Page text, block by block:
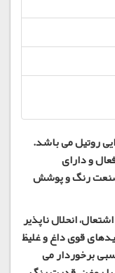
روتیل می باشد.
و دارای
صنعت رنگ و پوشش
انحلالناپذیر
قوی داغ و غلیظ
برخوردار می